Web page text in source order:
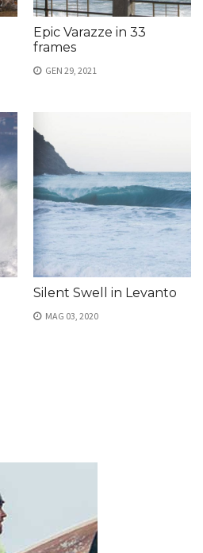
Epic Varazze in 33
frames
GEN 29, 2021
Silent Swell in Levanto
MAG 03, 2020